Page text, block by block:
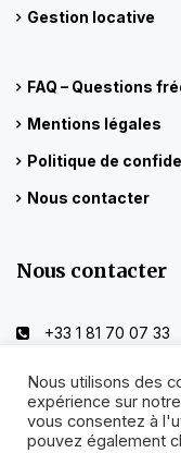
Gestion locative
FAQ – Questions
Mentions légales
Politique de
Nous contacter
Nous contacter
+33 1 81 70 07 33
Nous utilisons des
expérience sur
vous consentez à
pouvez également